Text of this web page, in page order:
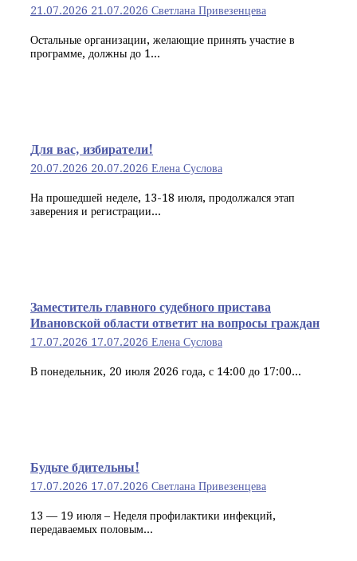
21.07.2026 21.07.2026 Светлана Привезенцева
Остальные организации, желающие принять участие в
программе, должны до 1...
Для вас, избиратели!
20.07.2026 20.07.2026 Елена Суслова
На прошедшей неделе, 13-18 июля, продолжался этап
заверения и регистрации...
Заместитель главного судебного пристава
Ивановской области ответит на вопросы граждан
17.07.2026 17.07.2026 Елена Суслова
В понедельник, 20 июля 2026 года, с 14:00 до 17:00...
Будьте бдительны!
17.07.2026 17.07.2026 Светлана Привезенцева
13 — 19 июля – Неделя профилактики инфекций,
передаваемых половым...